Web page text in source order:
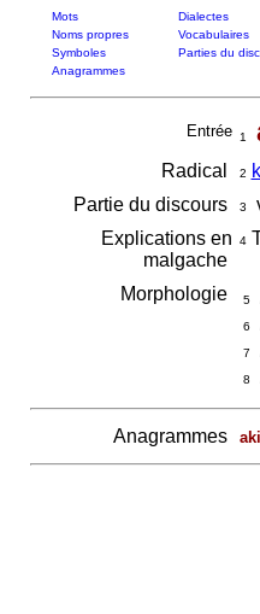
Mots Dialectes
Noms propres
Vocabulaires
Symboles
Parties du
Anagrammes
Entrée 1
Radical 2
Partie du discours
3
Explications en
malgache
4
Morphologie 5
6
7
8
Anagrammes